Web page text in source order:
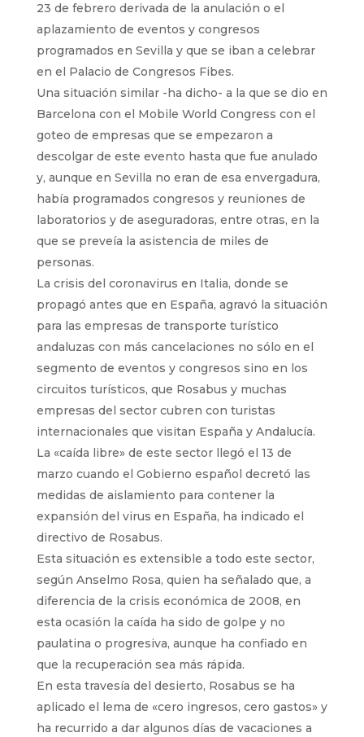
23 de febrero derivada de la anulación o el
aplazamiento de eventos y congresos
programados en Sevilla y que se iban a celebrar
en el Palacio de Congresos Fibes.
Una situación similar -ha dicho- a la que se dio en
Barcelona con el Mobile World Congress con el
goteo de empresas que se empezaron a
descolgar de este evento hasta que fue anulado
y, aunque en Sevilla no eran de esa envergadura,
había programados congresos y reuniones de
laboratorios y de aseguradoras, entre otras, en la
que se preveía la asistencia de miles de
personas.
La crisis del coronavirus en Italia, donde se
propagó antes que en España, agravó la situación
para las empresas de transporte turístico
andaluzas con más cancelaciones no sólo en el
segmento de eventos y congresos sino en los
circuitos turísticos, que Rosabus y muchas
empresas del sector cubren con turistas
internacionales que visitan España y Andalucía.
La «caída libre» de este sector llegó el 13 de
marzo cuando el Gobierno español decretó las
medidas de aislamiento para contener la
expansión del virus en España, ha indicado el
directivo de Rosabus.
Esta situación es extensible a todo este sector,
según Anselmo Rosa, quien ha señalado que, a
diferencia de la crisis económica de 2008, en
esta ocasión la caída ha sido de golpe y no
paulatina o progresiva, aunque ha confiado en
que la recuperación sea más rápida.
En esta travesía del desierto, Rosabus se ha
aplicado el lema de «cero ingresos, cero gastos» y
ha recurrido a dar algunos días de vacaciones a